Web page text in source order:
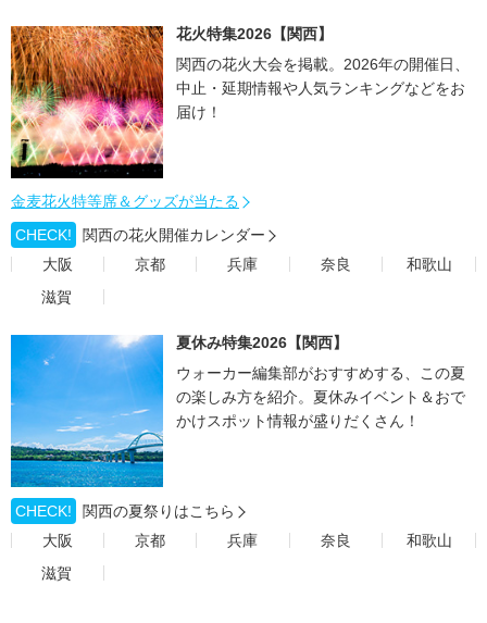
花火特集2026【関西】
関西の花火大会を掲載。2026年の開催日、
中止・延期情報や人気ランキングなどをお
届け！
金麦花火特等席＆グッズが当たる
CHECK!
関西の花火開催カレンダー
大阪
京都 兵庫 奈良
和歌山
滋賀
夏休み特集2026【関西】
ウォーカー編集部がおすすめする、この夏
の楽しみ方を紹介。夏休みイベント＆おで
かけスポット情報が盛りだくさん！
CHECK!
関西の夏祭りはこちら
大阪
京都 兵庫 奈良
和歌山
滋賀